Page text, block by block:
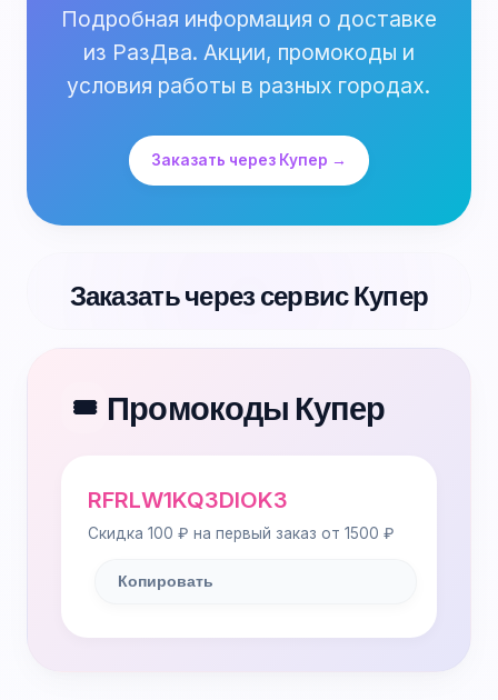
Подробная информация о доставке
из РазДва. Акции, промокоды и
условия работы в разных городах.
Заказать через Купер →
Заказать через сервис Купер
🎟️ Промокоды Купер
RFRLW1KQ3DIOK3
Скидка 100 ₽ на первый заказ от 1500 ₽
Копировать